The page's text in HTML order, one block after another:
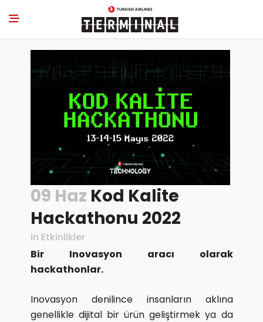
09 Haz Kod Kalite
Hackathonu 2022
in Etkinlikler
Bir Inovasyon aracı olarak
hackathonlar.
Inovasyon denilince insanların aklına
genellikle dijital bir ürün geliştirmek ya da